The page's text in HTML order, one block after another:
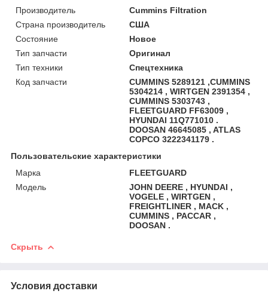
Производитель
Cummins Filtration
Страна производитель
США
Состояние
Новое
Тип запчасти
Оригинал
Тип техники
Спецтехника
Код запчасти
CUMMINS 5289121 ,CUMMINS
5304214 , WIRTGEN 2391354 ,
CUMMINS 5303743 ,
FLEETGUARD FF63009 ,
HYUNDAI 11Q771010 .
DOOSAN 46645085 , ATLAS
COPCO 3222341179 .
Пользовательские характеристики
Марка
FLEETGUARD
Модель
JOHN DEERE , HYUNDAI ,
VOGELE , WIRTGEN ,
FREIGHTLINER , MACK ,
CUMMINS , PACCAR ,
DOOSAN .
Скрыть
Условия доставки